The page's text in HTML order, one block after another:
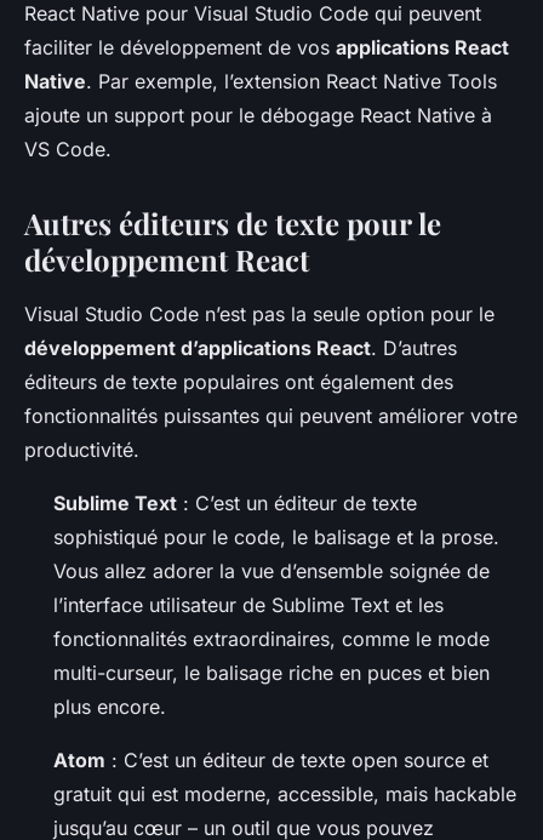
React Native pour Visual Studio Code qui peuvent
faciliter le développement de vos applications React
Native. Par exemple, l’extension React Native Tools
ajoute un support pour le débogage React Native à
VS Code.
Autres éditeurs de texte pour le
développement React
Visual Studio Code n’est pas la seule option pour le
développement d’applications React. D’autres
éditeurs de texte populaires ont également des
fonctionnalités puissantes qui peuvent améliorer votre
productivité.
Sublime Text : C’est un éditeur de texte
sophistiqué pour le code, le balisage et la prose.
Vous allez adorer la vue d’ensemble soignée de
l’interface utilisateur de Sublime Text et les
fonctionnalités extraordinaires, comme le mode
multi-curseur, le balisage riche en puces et bien
plus encore.
Atom : C’est un éditeur de texte open source et
gratuit qui est moderne, accessible, mais hackable
jusqu’au cœur – un outil que vous pouvez